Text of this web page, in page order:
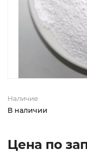
Наличие
В наличии
Цена по